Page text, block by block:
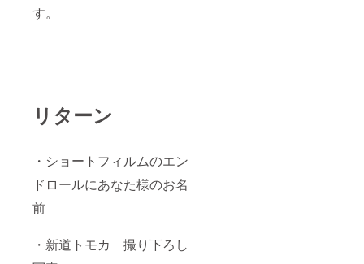
す。
リターン
・ショートフィルムのエン
ドロールにあなた様のお名
前
・新道トモカ 撮り下ろし